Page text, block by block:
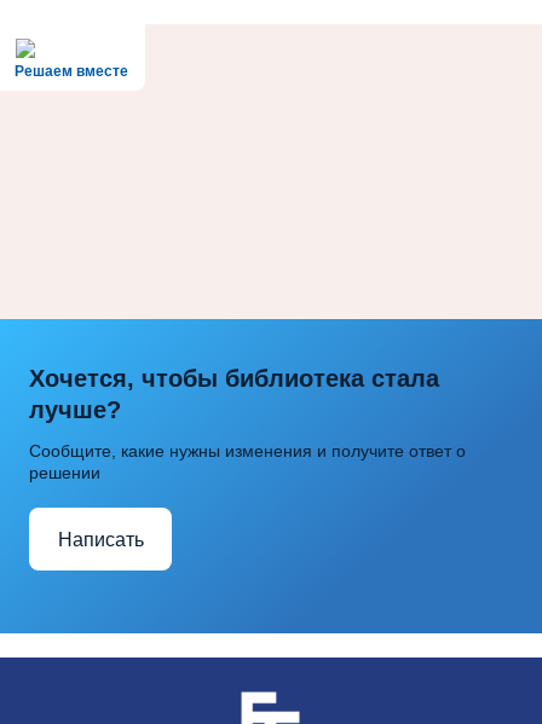
Решаем вместе
Хочется, чтобы библиотека стала
лучше?
Сообщите, какие нужны изменения и получите ответ о
решении
Написать